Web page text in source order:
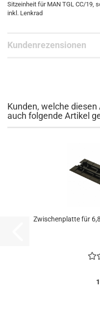
Sitzeinheit für MAN TGL CC/19,
inkl. Lenkrad
Kundenrezensionen
Kunden, welche
auch folgende Artikel
Zwischenplatte für